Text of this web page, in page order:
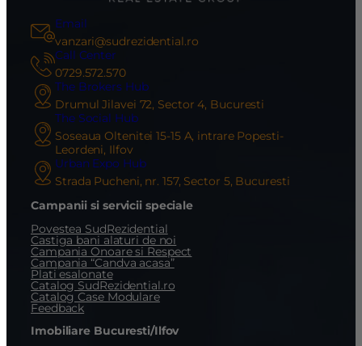
Email
vanzari@sudrezidential.ro
Call Center
0729.572.570
The Brokers Hub
Drumul Jilavei 72, Sector 4, Bucuresti
The Social Hub
Soseaua Oltenitei 15-15 A, intrare Popesti-
Leordeni, Ilfov
Urban Expo Hub
Strada Pucheni, nr. 157, Sector 5, Bucuresti
Campanii si servicii speciale
Povestea SudRezidential
Castiga bani alaturi de noi
Campania Onoare si Respect
Campania “Candva acasa”
Plati esalonate
Catalog SudRezidential.ro
Catalog Case Modulare
Feedback
Imobiliare Bucuresti/Ilfov